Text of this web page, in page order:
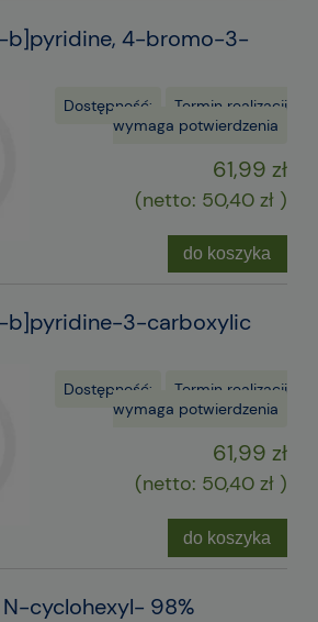
b]pyridine, 4-bromo-3-
Dostępność:
Termin realizacji
wymaga potwierdzenia
61,99 zł
(netto: 50,40 zł )
do koszyka
b]pyridine-3-carboxylic
Dostępność:
Termin realizacji
wymaga potwierdzenia
61,99 zł
(netto: 50,40 zł )
do koszyka
cyclohexyl- 98%